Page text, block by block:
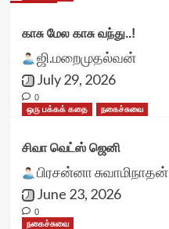
காசு மேல காசு வந்து..!
ஜி.மறைமுதல்வன்
July 29, 2026
0
ஒரு பக்கக் கதை
நகைச்சுவை
சிவா வெட்ஸ் ஜெனி
பிரசன்னா சுவாமிநாதன்
June 23, 2026
0
நகைச்சுவை